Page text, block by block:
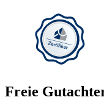
Freie